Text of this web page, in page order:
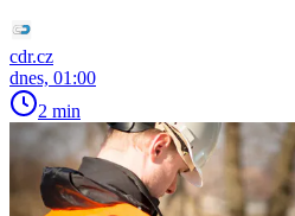
cdr.cz
dnes, 01:00
2 min